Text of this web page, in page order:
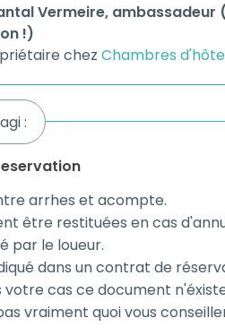
Vermeire, ambassadeur
!)
chezChambres
:
arrhes et acompte.
être restituées en cas
par le loueur.
dans un contrat de
votre cas ce document
vraiment quoi vous